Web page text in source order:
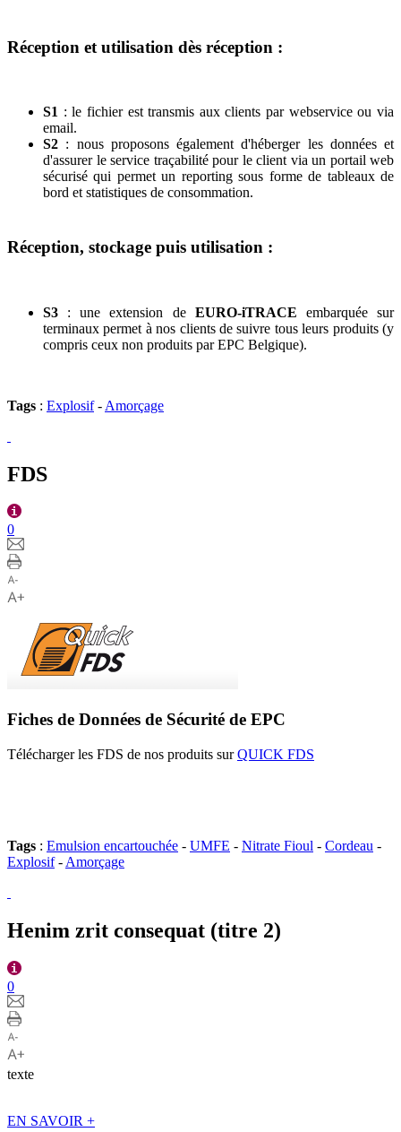
Réception et utilisation dès réception :
S1 : le fichier est transmis aux clients par webservice ou via
email.
S2 : nous proposons également d'héberger les données et
d'assurer le service traçabilité pour le client via un portail web
sécurisé qui permet un reporting sous forme de tableaux de
bord et statistiques de consommation.
Réception, stockage puis utilisation :
S3 : une extension de EURO-iTRACE embarquée sur
terminaux permet à nos clients de suivre tous leurs produits (y
compris ceux non produits par EPC Belgique).
Tags : Explosif- Amorçage
FDS
0
Fiches de Données de Sécurité de EPC
Télécharger les FDS de nos produits surQUICK FDS
Tags : Emulsion encartouchée - UMFE - Nitrate Fioul - Cordeau -
Explosif- Amorçage
Henim zrit consequat (titre 2)
0
texte
EN SAVOIR +